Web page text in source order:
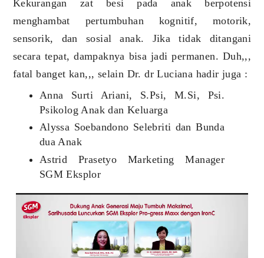
Kekurangan zat besi pada anak berpotensi
menghambat pertumbuhan kognitif, motorik,
sensorik, dan sosial anak. Jika tidak ditangani
secara tepat, dampaknya bisa jadi permanen. Duh,,,
fatal banget kan,,, selain Dr. dr Luciana hadir juga :
Anna Surti Ariani, S.Psi, M.Si, Psi.
Psikolog Anak dan Keluarga
Alyssa Soebandono Selebriti dan Bunda
dua Anak
Astrid Prasetyo Marketing Manager
SGM Eksplor